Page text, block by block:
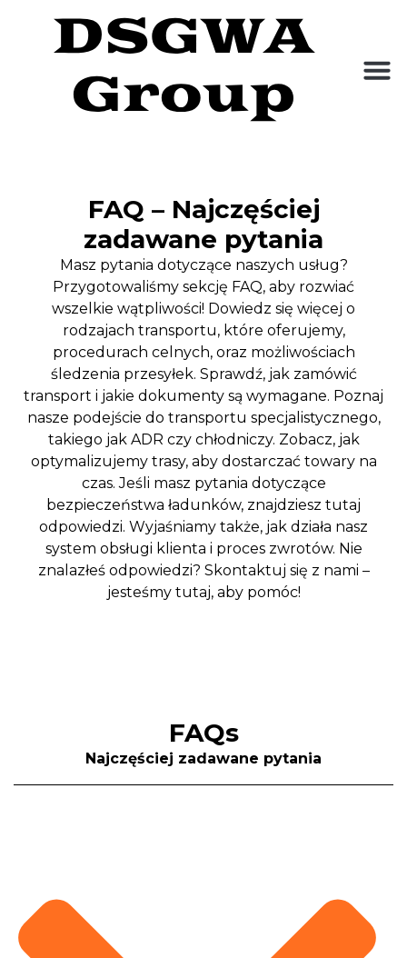
FAQ – Najczęściej
zadawane pytania
Masz pytania dotyczące naszych usług?
Przygotowaliśmy sekcję FAQ, aby rozwiać
wszelkie wątpliwości! Dowiedz się więcej o
rodzajach transportu, które oferujemy,
procedurach celnych, oraz możliwościach
śledzenia przesyłek. Sprawdź, jak zamówić
transport i jakie dokumenty są wymagane. Poznaj
nasze podejście do transportu specjalistycznego,
takiego jak ADR czy chłodniczy. Zobacz, jak
optymalizujemy trasy, aby dostarczać towary na
czas. Jeśli masz pytania dotyczące
bezpieczeństwa ładunków, znajdziesz tutaj
odpowiedzi. Wyjaśniamy także, jak działa nasz
system obsługi klienta i proces zwrotów. Nie
znalazłeś odpowiedzi? Skontaktuj się z nami –
jesteśmy tutaj, aby pomóc!
FAQs
Najczęściej zadawane pytania